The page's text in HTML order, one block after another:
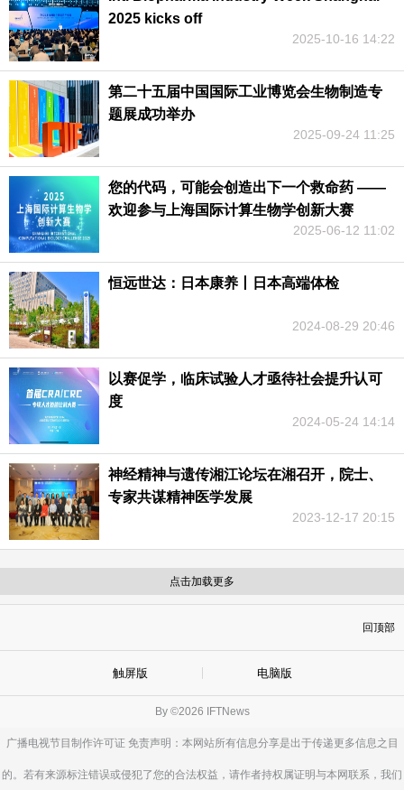
2025 kicks off
2025-10-16 14:22
第二十五届中国国际工业博览会生物制造专
题展成功举办
2025-09-24 11:25
您的代码，可能会创造出下一个救命药 ——
欢迎参与上海国际计算生物学创新大赛
2025-06-12 11:02
恒远世达：日本康养丨日本高端体检
2024-08-29 20:46
以赛促学，临床试验人才亟待社会提升认可
度
2024-05-24 14:14
神经精神与遗传湘江论坛在湘召开，院士、
专家共谋精神医学发展
2023-12-17 20:15
点击加载更多
回顶部
触屏版 电脑版
By ©2026 IFTNews
广播电视节目制作许可证 免责声明：本网站所有信息分享是出于传递更多信息之目
的。若有来源标注错误或侵犯了您的合法权益，请作者持权属证明与本网联系，我们